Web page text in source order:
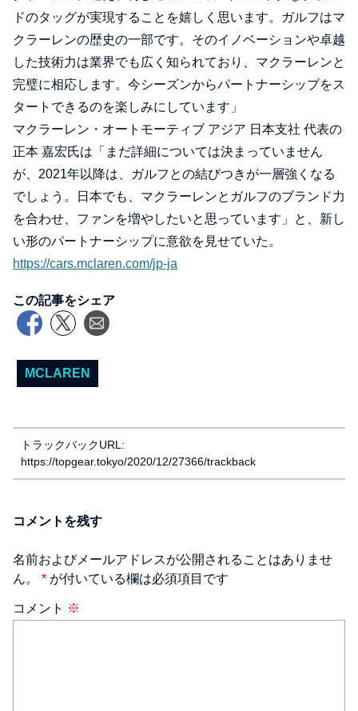
ドのタッグが実現することを嬉しく思います。ガルフはマ
クラーレンの歴史の一部です。そのイノベーションや卓越
した技術力は業界でも広く知られており、マクラーレンと
完璧に相応します。今シーズンからパートナーシップをス
タートできるのを楽しみにしています」
マクラーレン・オートモーティブ アジア 日本支社 代表の
正本 嘉宏氏は「まだ詳細については決まっていません
が、2021年以降は、ガルフとの結びつきが一層強くなる
でしょう。日本でも、マクラーレンとガルフのブランド力
を合わせ、ファンを増やしたいと思っています」と、新し
い形のパートナーシップに意欲を見せていた。
https://cars.mclaren.com/jp-ja
この記事をシェア
MCLAREN
トラックバックURL:
https://topgear.tokyo/2020/12/27366/trackback
コメントを残す
名前およびメールアドレスが公開されることはありませ
ん。 * が付いている欄は必須項目です
コメント ※